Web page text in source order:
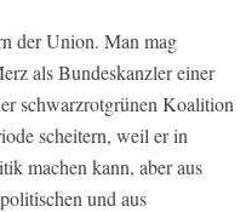
der Union. Man mag
als Bundeskanzler einer
schwarzrotgrünen Koalition
scheitern, weil er in
machen kann, aber aus
und aus